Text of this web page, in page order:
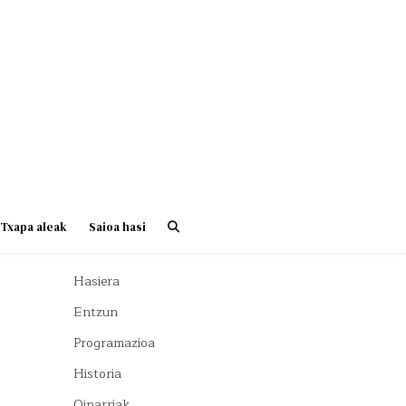
Txapa aleak Saioa hasi
Hasiera
Entzun
Programazioa
Historia